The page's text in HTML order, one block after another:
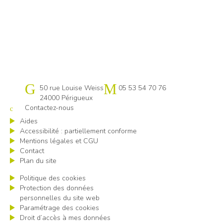
Cap emploi 24
50 rue Louise Weiss
24000 Périgueux
05 53 54 70 76
Contactez-nous
Aides
Accessibilité : partiellement conforme
Mentions légales et CGU
Contact
Plan du site
Politique des cookies
Protection des données
personnelles du site web
Paramétrage des cookies
Droit d’accès à mes données